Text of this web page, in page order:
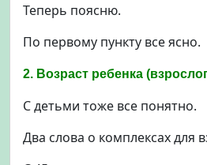
Теперь поясню.
По первому пункту все ясно.
2. Возраст ребенка
С детьми тоже все понятно.
Два слова о комплексах для